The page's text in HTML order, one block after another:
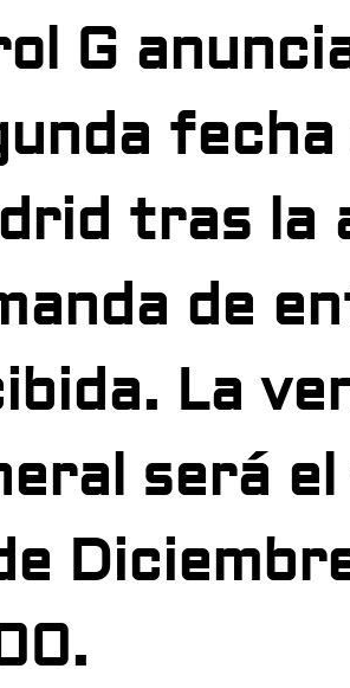
G
fecha
tras la
de
La
será